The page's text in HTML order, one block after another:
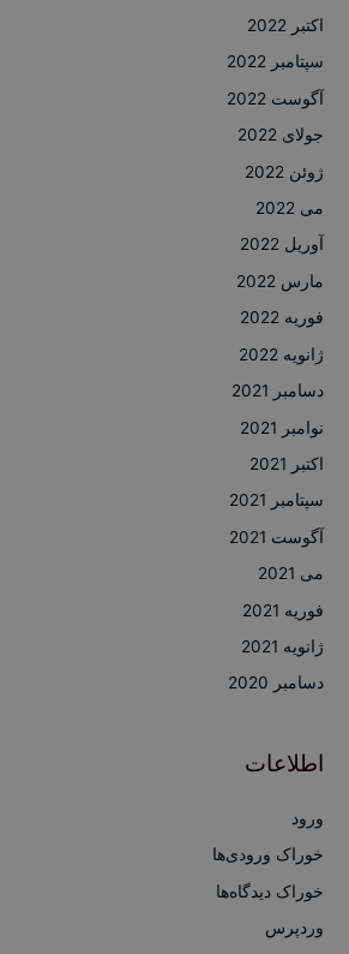
اکتبر 2022
سپتامبر 2022
آگوست 2022
جولای 2022
ژوئن 2022
می 2022
آوریل 2022
مارس 2022
فوریه 2022
ژانویه 2022
دسامبر 2021
نوامبر 2021
اکتبر 2021
سپتامبر 2021
آگوست 2021
می 2021
فوریه 2021
ژانویه 2021
دسامبر 2020
اطلاعات
ورود
خوراک ورودی‌ها
خوراک دیدگاه‌ها
وردپرس